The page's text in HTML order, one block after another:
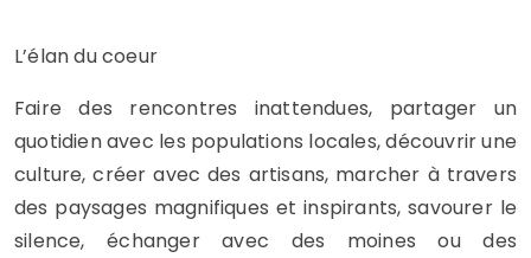
L’élan du coeur
Faire des rencontres inattendues, partager un
quotidien avec les populations locales, découvrir une
culture, créer avec des artisans, marcher à travers
des paysages magnifiques et inspirants, savourer le
silence, échanger avec des moines ou des